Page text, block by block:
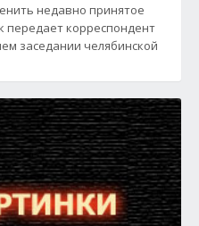
недавно принятое
передает корреспондент
заседании челябинской